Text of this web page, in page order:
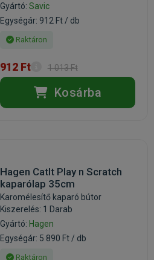
Gyártó: Savic
Egységár: 912 Ft / db
Raktáron
912 Ft 1 013 Ft
Kosárba
Hagen CatIt Play n Scratch
kaparólap 35cm
Karomélesítő kaparó bútor
Kiszerelés: 1 Darab
Gyártó: Hagen
Egységár: 5 890 Ft / db
Raktáron